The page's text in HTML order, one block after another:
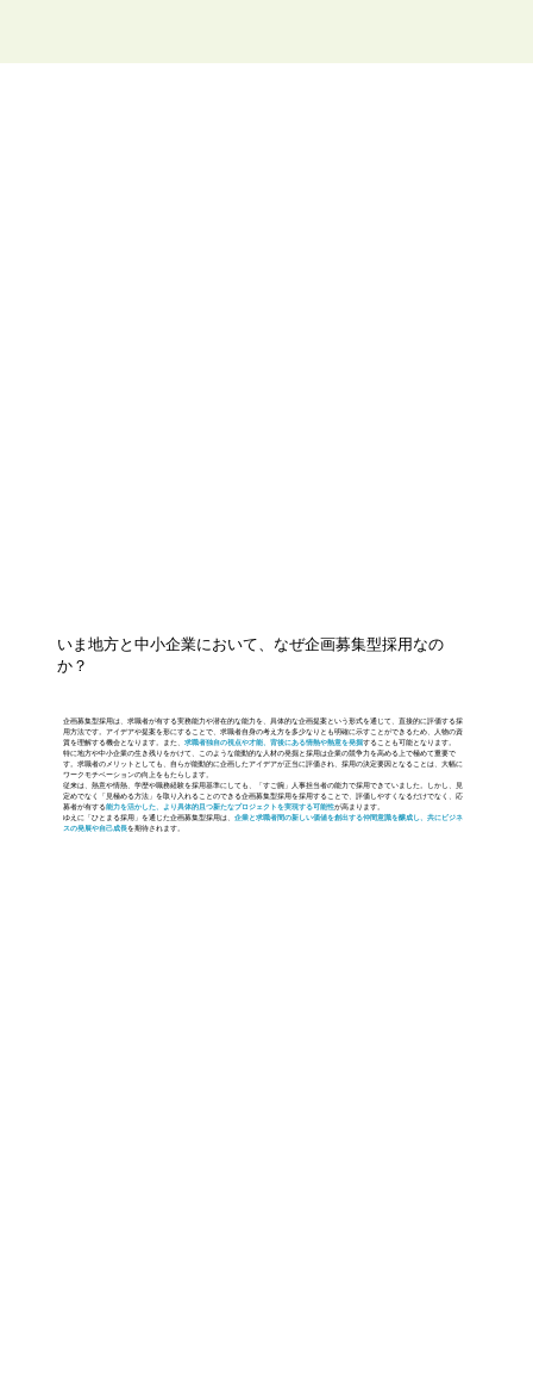
企画募集型採用は、求職者が有する実務能力や潜在的な能力を、具体的な企画提案という形式を通じて、直接的に評価する採
用方法です。アイデアや提案を形にすることで、求職者自身の考え方を多少なりとも明確に示すことができるため、人物の資
質を理解する機会となります。また、求職者独自の視点や才能、背後にある情熱や熱意を発掘することも可能となります。
特に地方や中小企業の生き残りをかけて、このような能動的な人材の発掘と採用は企業の競争力を高める上で極めて重要で
す。求職者のメリットとしても、自らが能動的に企画したアイデアが正当に評価され、採用の決定要因となることは、大幅に
ワークモチベーションの向上をもたらします。
従来は、熱意や情熱、学歴や職務経験を採用基準にしても、「すご腕」人事担当者の能力で採用できていました。しかし、見
定めでなく「見極める方法」を取り入れることのできる企画募集型採用を採用することで、評価しやすくなるだけでなく、応
募者が有する能力を活かした、より具体的且つ新たなプロジェクトを実現する可能性が高まります。
ゆえに「ひとまる採用」を通じた企画募集型採用は、企業と求職者間の新しい価値を創出する仲間意識を醸成し、共にビジネ
スの発展や自己成長を期待されます。
いま地方と中小企業において、なぜ企画募集型採用なの
か？